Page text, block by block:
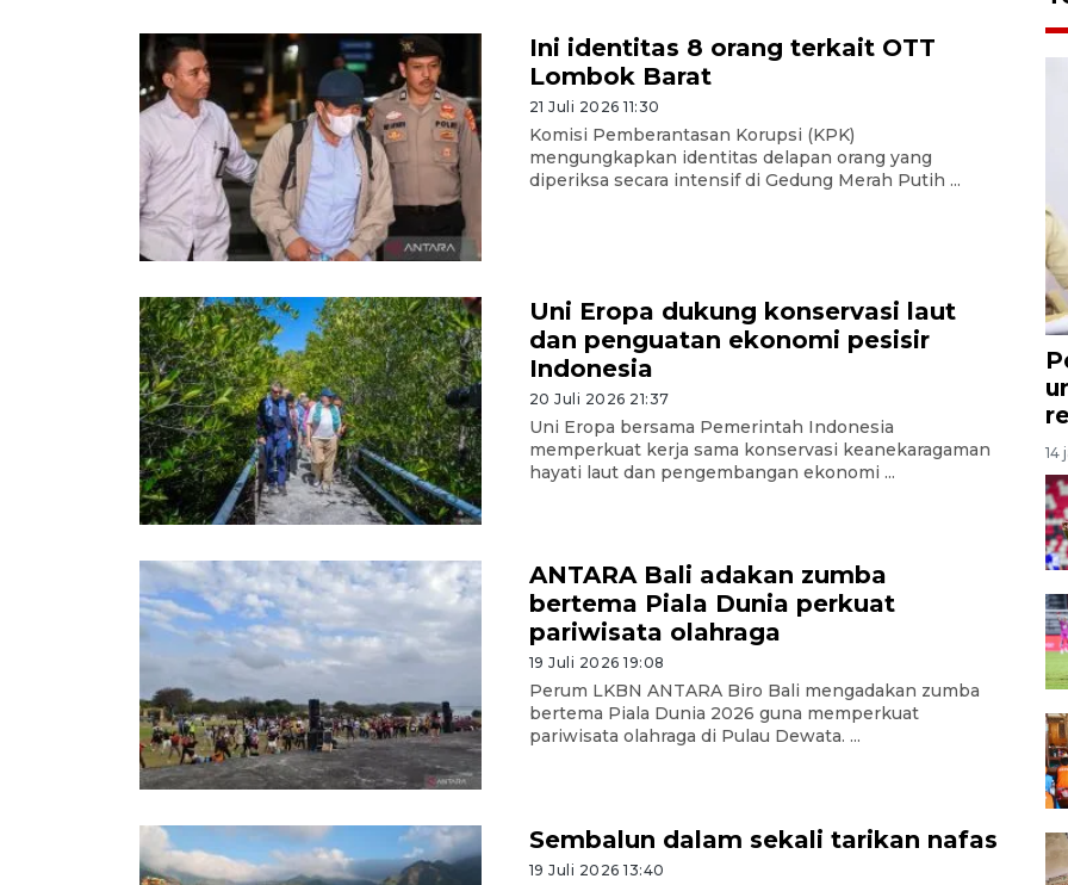
Ini identitas 8 orang terkait OTT
Lombok Barat
21 Juli 2026 11:30
Komisi Pemberantasan Korupsi (KPK)
mengungkapkan identitas delapan orang yang
diperiksa secara intensif di Gedung Merah Putih ...
Uni Eropa dukung konservasi laut
dan penguatan ekonomi pesisir
Indonesia
20 Juli 2026 21:37
Uni Eropa bersama Pemerintah Indonesia
memperkuat kerja sama konservasi keanekaragaman
hayati laut dan pengembangan ekonomi ...
ANTARA Bali adakan zumba
bertema Piala Dunia perkuat
pariwisata olahraga
19 Juli 2026 19:08
Perum LKBN ANTARA Biro Bali mengadakan zumba
bertema Piala Dunia 2026 guna memperkuat
pariwisata olahraga di Pulau Dewata. ...
Sembalun dalam sekali tarikan nafas
19 Juli 2026 13:40
14